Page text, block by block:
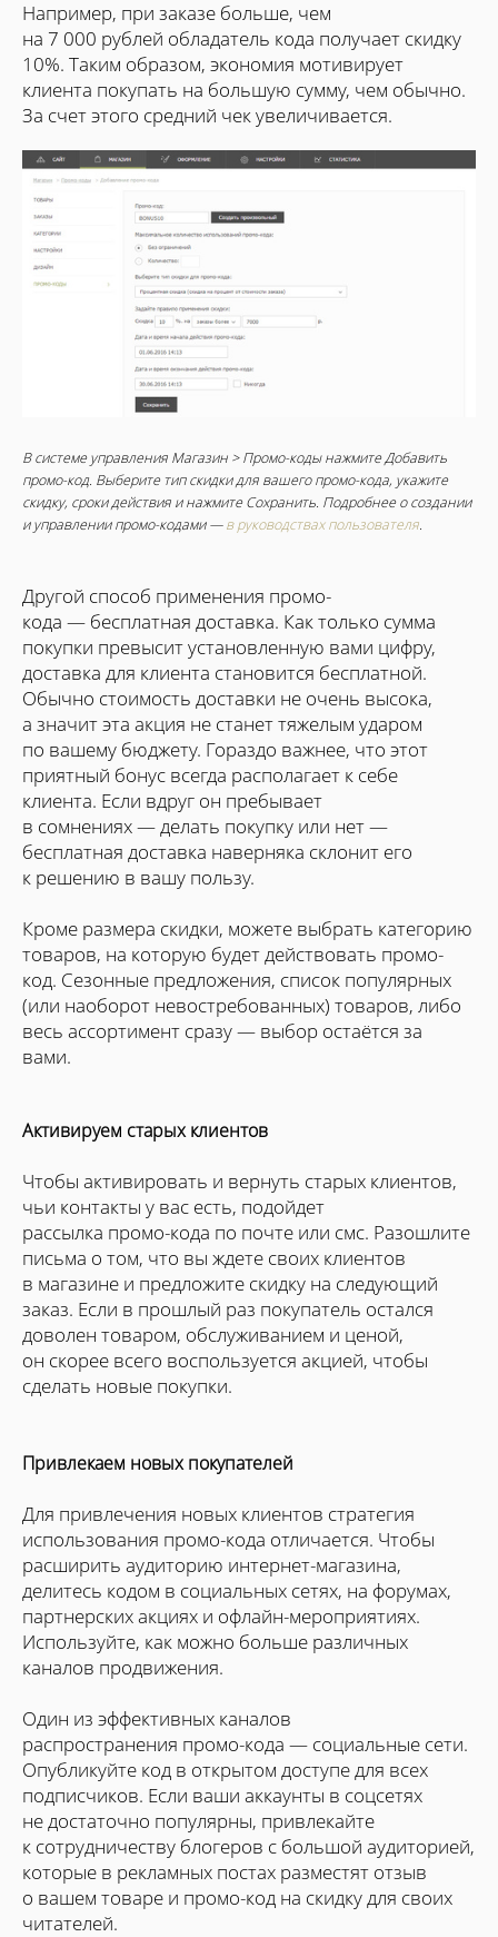
Например, при заказе больше, чем
на 7 000 рублей обладатель кода получает скидку
10%. Таким образом, экономия мотивирует
клиента покупать на большую сумму, чем обычно.
За счет этого средний чек увеличивается.
В системе управления Магазин > Промо-коды нажмите Добавить
промо-код. Выберите тип скидки для вашего промо-кода, укажите
скидку, сроки действия и нажмите Сохранить. Подробнее о создании
и управлении промо-кодами —​в руководствах пользователя.
Другой способ применения промо-
кода — бесплатная доставка. Как только сумма
покупки превысит установленную вами цифру,
доставка для клиента становится бесплатной.
Обычно стоимость доставки не очень высока,
а значит эта акция не станет тяжелым ударом
по вашему бюджету. Гораздо важнее, что этот
приятный бонус всегда располагает к себе
клиента. Если вдруг он пребывает
в сомнениях — делать покупку или нет —
бесплатная доставка наверняка склонит его
к решению в вашу пользу.
Кроме размера скидки, можете выбрать категорию
товаров, на которую будет действовать промо-
код. Сезонные предложения, список популярных
(или наоборот невостребованных) товаров, либо
весь ассортимент сразу — выбор остаётся за
вами.
Активируем старых клиентов
Чтобы активировать и вернуть старых клиентов,
чьи контакты у вас есть, подойдет
рассылка промо-кода по почте или смс. Разошлите
письма о том, что вы ждете своих клиентов
в магазине и предложите скидку на следующий
заказ. Если в прошлый раз покупатель остался
доволен товаром, обслуживанием и ценой,
он скорее всего воспользуется акцией, чтобы
сделать новые покупки.
Привлекаем новых покупателей
Для привлечения новых клиентов стратегия
использования промо-кода отличается. Чтобы
расширить аудиторию интернет-магазина,
делитесь кодом в социальных сетях, на форумах,
партнерских акциях и офлайн-мероприятиях.
Используйте, как можно больше различных
каналов продвижения.
Один из эффективных каналов
распространения промо-кода — социальные сети.
Опубликуйте код в открытом доступе для всех
подписчиков. Если ваши аккаунты в соцсетях
не достаточно популярны, привлекайте
к сотрудничеству блогеров с большой аудиторией,
которые в рекламных постах разместят отзыв
о вашем товаре и промо-код на скидку для своих
читателей.